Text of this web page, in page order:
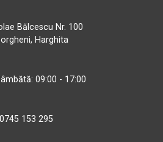
Bălcescu Nr. 100
Harghita
09:00 - 17:00
0745 153 295